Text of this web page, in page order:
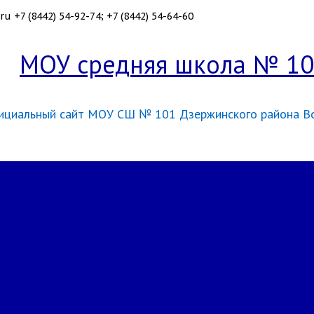
+7 (8442) 54-92-74; +7 (8442) 54-64-60
МОУ средняя школа №
сайт МОУ СШ № 101 Дзержинского района